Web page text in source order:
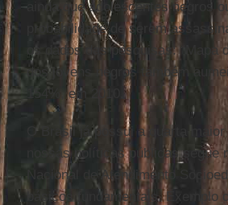
ainda que adolescentes negros
probabilidade de serem
os dados das pesquisas:
dos jovens negros também
154%, em 2010.
O Brasil já possui a quarta
nossas políticas públicas
Nacional de Atendimento
básicos fundamentais. Exemplo